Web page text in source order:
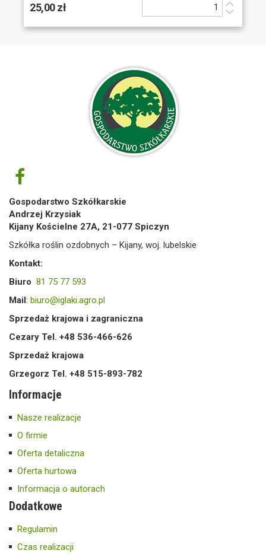
25,00 zł
Gospodarstwo Szkółkarskie
Andrzej Krzysiak
Kijany Kościelne 27A, 21-077 Spiczyn
Szkółka roślin ozdobnych – Kijany, woj. lubelskie
Kontakt:
Biuro 81 75 77 593
Mail: biuro@iglaki.agro.pl
Sprzedaż krajowa i zagraniczna
Cezary Tel. +48 536-466-626
Sprzedaż krajowa
Grzegorz Tel. +48 515-893-782
Informacje
Nasze realizacje
O firmie
Oferta detaliczna
Oferta hurtowa
Informacja o autorach
Dodatkowe
Regulamin
Czas realizacji